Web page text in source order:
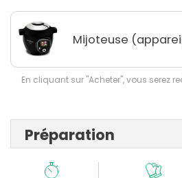
Mijoteuse
En cliquant sur "Acheter", vous serez
Préparation